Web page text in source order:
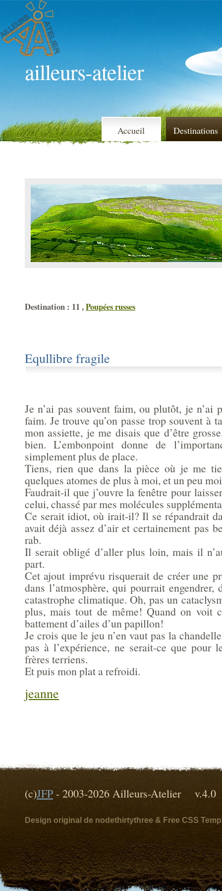
ailleurs-atelier
Accueil Destinations
Destination : 11 ,Poupées russes
Equllibre fragile
Je n’ai pas souvent faim, ou plutôt, je n’ai
faim. Je trouve qu’on passe trop souvent à
mon assiette, je me disais que d’être
bien. L’embonpoint donne de
simplement plus de place.
Tiens, rien que dans la pièce où je me
quelques atomes de plus à moi, et un peu
Faudrait-il que j’ouvre la fenêtre pour
celui, chassé par mes molécules
Ce serait idiot, où irait-il? Il se répandrait
avait déjà assez d’air et certainement pas
rab.
Il serait obligé d’aller plus loin, mais il
part.
Cet ajout imprévu risquerait de créer une
dans l’atmosphère, qui pourrait engendrer,
catastrophe climatique. Oh, pas un
plus, mais tout de même! Quand on voit
battement d’ailes d’un papillon!
Je crois que le jeu n’en vaut pas la
pas à l’expérience, ne serait-ce que pour
frères terriens.
Et puis mon plat a refroidi.
jeanne
(c)JFP - 2003-2026 Ailleurs-Atelier
Design original de nodethirtythree & Free CSS